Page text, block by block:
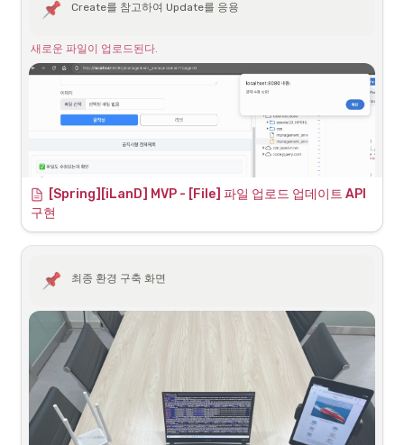
미리보기
파일을 업로드한 공지글과 같은 글에서 파일(이미지)가 정상 로드되는지
확인하고자했다.
Create를 참고하여 Update를 응용
새로운 파일이 업로드된다.
[Spring][iLanD] MVP - [File] 파일 업로드 업데이트 API
구현
최종 환경 구축 화면